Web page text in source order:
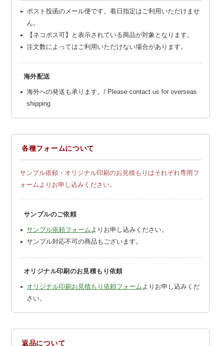
ポスト投函のメール便です。着日指定はご利用いただけませ
ん。
【ネコポス可】と表示されている商品が対象となります。
注文数によってはご利用いただけない場合があります。
海外配送
海外への発送も承ります。/ Please contact us for overseas
shipping.
各種フォームについて
サンプル依頼・オリジナル印刷のお見積もりはそれぞれ専用フ
ォームよりお申し込みください。
サンプルのご依頼
サンプル依頼フォームよりお申し込みください。
サンプル対応不可の商品もございます。
オリジナル印刷のお見積もり依頼
オリジナル印刷お見積もり依頼フォームよりお申し込みくだ
さい。
返品について